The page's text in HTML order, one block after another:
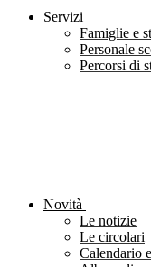
Servizi
Famiglie e
Personale
Percorsi di
Novità
Le notizie
Le circolari
Calendario